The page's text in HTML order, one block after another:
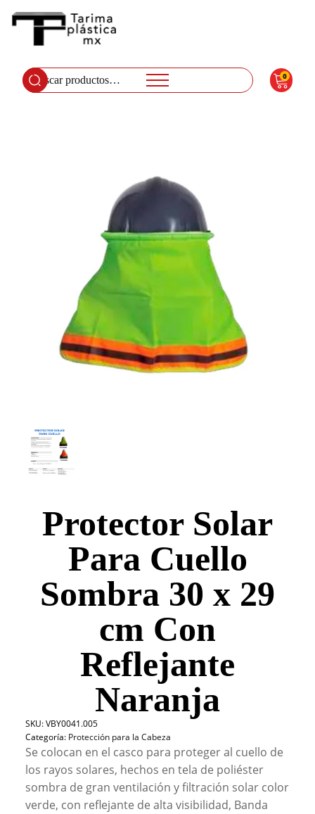
Buscar
por:
0
Protector Solar
Para Cuello
Sombra 30 x 29
cm Con
Reflejante
Naranja
SKU:VBY0041.005
Categoría: Protección para la Cabeza
Se colocan en el casco para proteger al cuello de
los rayos solares, hechos en tela de poliéster
sombra de gran ventilación y filtración solar color
verde, con reflejante de alta visibilidad, Banda